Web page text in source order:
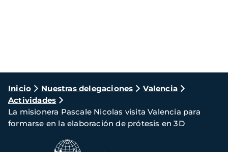
Ruta
de
navegación
Inicio Nuestras delegaciones
Valencia
Actividades
La misionera Pascale Nicolas visita Valencia para
formarse en la elaboración de prótesis en 3D